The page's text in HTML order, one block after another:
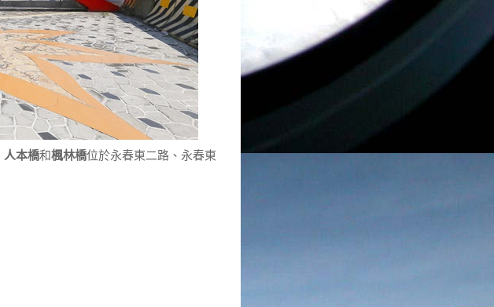
人本橋和楓林橋位於永春東二路、永春東